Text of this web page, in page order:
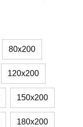
80х200
120х200
150х200
180х200